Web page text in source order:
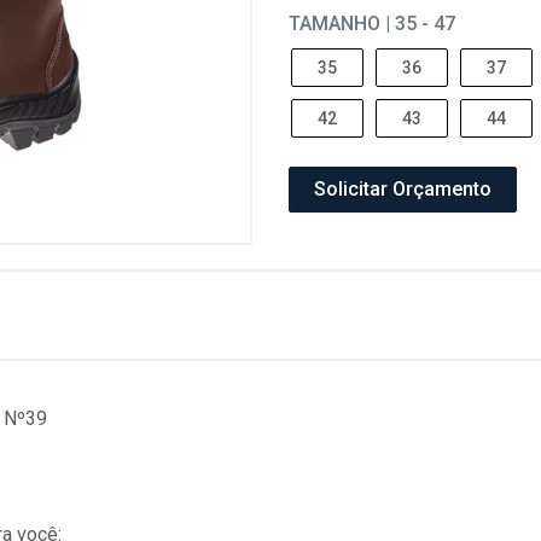
TAMANHO | 35 - 47
35 36 37
42 43 44
Solicitar Orçamento
você: